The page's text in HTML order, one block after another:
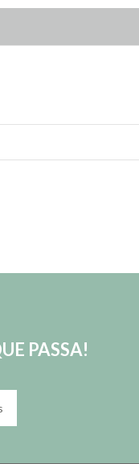
PASSA!